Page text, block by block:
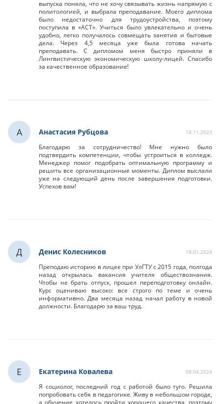
выпуска поняла, что не хочу связывать жизнь напрямую с
политологией, и выбрала преподавание. Моего диплома
было недостаточно для трудоустройства, поэтому
поступила в «АСТ». Учиться было увлекательно и очень
удобно, легко получалось совмещать занятия и бытовые
дела. Через 4,5 месяца уже была готова начать
преподавать. С дипломом меня быстро приняли в
Лингвистическую экономическую школу-лицей. Спасибо
за качественное образование!
А Анастасия Рубцова 14.11.2023
Благодарю за сотрудничество! Мне нужно было
подтвердить компетенции, чтобы устроиться в колледж.
Менеджер помог подобрать оптимальную программу и
решить все организационные моменты. Диплом выслали
уже на следующий день после завершения подготовки.
Успехов вам!
Д Денис Колесников 18.01.2024
Преподаю историю в лицее при УлГТУ с 2015 года, полгода
назад открылась вакансия учителя обществознания.
Чтобы не брать отпуск, прошел переподготовку онлайн.
Курс оцениваю высоко: все строго по теме и очень
информативно. Два месяца назад начал работу в новой
должности. Благодарю за ваш труд.
Е Екатерина Ковалева 08.04.2024
Я социолог, последний год с работой было туго. Решила
попробовать себя в педагогике. Живу в небольшом городе,
а обучение хотелось пройти хорошего качества, поэтому